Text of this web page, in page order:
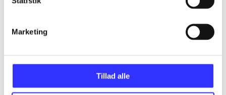
Marketing
Tillad alle
...